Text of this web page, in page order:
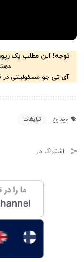
توجه! این مطلب یک
آی تی جو مسئولیتی در
موضوع تبلیغات
اشتراک در